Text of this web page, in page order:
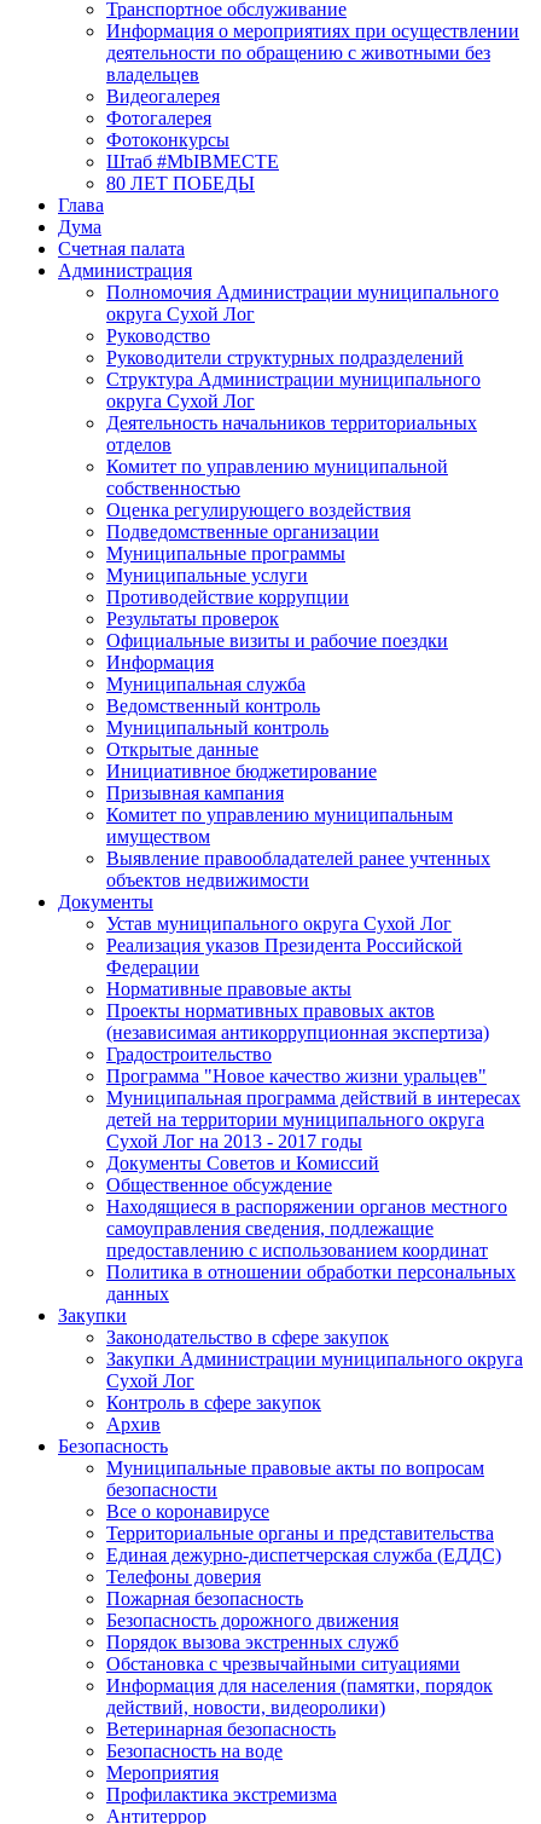
Транспортное обслуживание
Информация о мероприятиях при осуществлении
деятельности по обращению с животными без
владельцев
Видеогалерея
Фотогалерея
Фотоконкурсы
Штаб #MbIBMECTE
80 ЛЕТ ПОБЕДЫ
Глава
Дума
Счетная палата
Администрация
Полномочия Администрации муниципального
округа Сухой Лог
Руководство
Руководители структурных подразделений
Структура Администрации муниципального
округа Сухой Лог
Деятельность начальников территориальных
отделов
Комитет по управлению муниципальной
собственностью
Оценка регулирующего воздействия
Подведомственные организации
Муниципальные программы
Муниципальные услуги
Противодействие коррупции
Результаты проверок
Официальные визиты и рабочие поездки
Информация
Муниципальная служба
Ведомственный контроль
Муниципальный контроль
Открытые данные
Инициативное бюджетирование
Призывная кампания
Комитет по управлению муниципальным
имуществом
Выявление правообладателей ранее учтенных
объектов недвижимости
Документы
Устав муниципального округа Сухой Лог
Реализация указов Президента Российской
Федерации
Нормативные правовые акты
Проекты нормативных правовых актов
(независимая антикоррупционная экспертиза)
Градостроительство
Программа "Новое качество жизни уральцев"
Муниципальная программа действий в интересах
детей на территории муниципального округа
Сухой Лог на 2013 - 2017 годы
Документы Советов и Комиссий
Общественное обсуждение
Находящиеся в распоряжении органов местного
самоуправления сведения, подлежащие
предоставлению с использованием координат
Политика в отношении обработки персональных
данных
Закупки
Законодательство в сфере закупок
Закупки Администрации муниципального округа
Сухой Лог
Контроль в сфере закупок
Архив
Безопасность
Муниципальные правовые акты по вопросам
безопасности
Все о коронавирусе
Территориальные органы и представительства
Единая дежурно-диспетчерская служба (ЕДДС)
Телефоны доверия
Пожарная безопасность
Безопасность дорожного движения
Порядок вызова экстренных служб
Обстановка с чрезвычайными ситуациями
Информация для населения (памятки, порядок
действий, новости, видеоролики)
Ветеринарная безопасность
Безопасность на воде
Мероприятия
Профилактика экстремизма
Антитеррор